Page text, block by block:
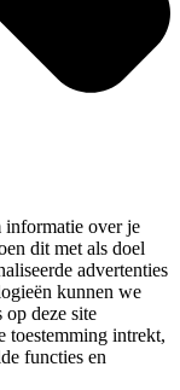
informatie over je
dit met als doel
advertenties
kunnen we
op deze site
toestemming intrekt,
functies en